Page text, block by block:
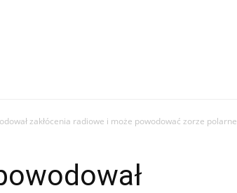
zakłócenia radiowe i może powodować zorze polarne